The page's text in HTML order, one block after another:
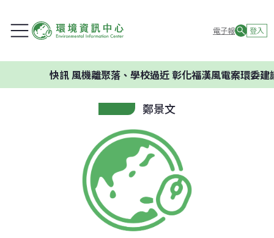
電子報 登入
快訊風機離聚落、學校過近 彰化福漢風電案環委建議不
鄭景文